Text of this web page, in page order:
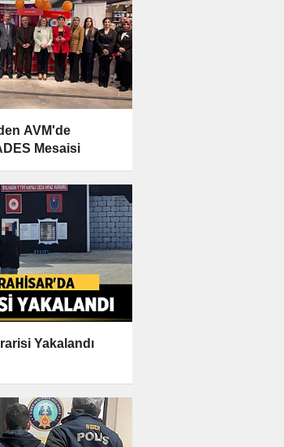
AVM'de
Mesaisi
Yakalandı